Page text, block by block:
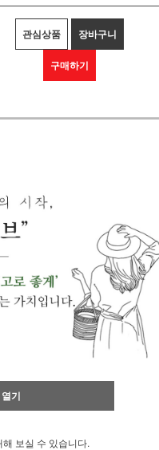
관심상품 장바구니
구매하기
기
보실 수 있습니다.